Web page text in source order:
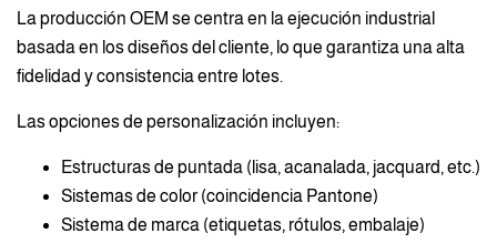
La producción OEM se centra en la ejecución industrial
basada en los diseños del cliente, lo que garantiza una alta
fidelidad y consistencia entre lotes.
Las opciones de personalización incluyen:
Estructuras de puntada (lisa, acanalada, jacquard, etc.)
Sistemas de color (coincidencia Pantone)
Sistema de marca (etiquetas, rótulos, embalaje)